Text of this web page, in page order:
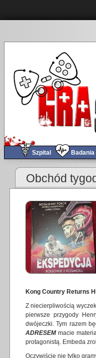
Szpital
PoGRAduszki 61 – Jak
Obchód
Kong Country Returns
Z niecierpliwością
pierwsze przygody
dwójeczki. Tym razem
ADRESEMmacie
protagonistą. Embeda
Oczywiście nie tylko